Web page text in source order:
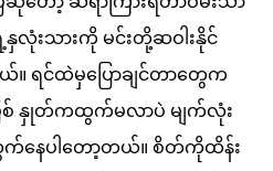
းသားကို မင်းတို့ဆဝါးနိုင်
ရင်ထဲမှပြောချင်တာတွေက
ဖြစ် နှုတ်ကထွက်မလာပဲ မျက်လုံး
နေပါတော့တယ်။ စိတ်ကိုထိန်း